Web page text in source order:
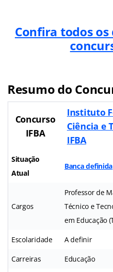
Confira todos
Resumo do
Concurso
IFBA
Instituto
Ciência e
IFBA
Situação
Atual
Banca definida
Cargos
Professor de
Técnico e
em Educação
Escolaridade A definir
Carreiras Educação